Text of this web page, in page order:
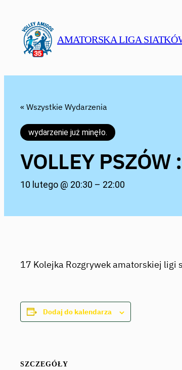
AMATORSKA LIGA
« Wszystkie Wydarzenia
wydarzenie już minęło.
VOLLEY PSZÓW
10 lutego @ 20:30 – 22:00
17 Kolejka Rozgrywek amatorskiej ligi
Dodaj do kalendarza
SZCZEGÓŁY